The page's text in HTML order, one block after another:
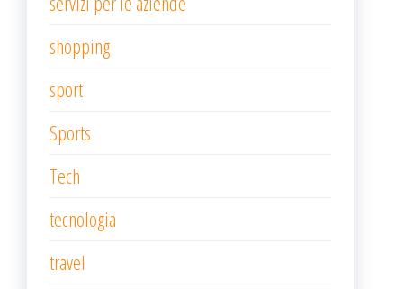
shopping
sport
Sports
Tech
tecnologia
travel